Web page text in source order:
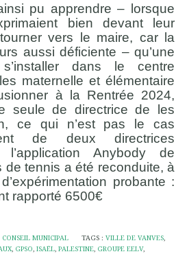
pu apprendre – lorsque
bien devant leur
vers le maire, car la
aussi déficiente – qu’une
dans le centre
maternelle et élémentaire
à la Rentrée 2024,
seule de directrice de les
ce qui n’est pas le cas
de deux directrices
Anybody de
de tennis a été reconduite, à
probante :
rapporté 6500€
CONSEIL MUNICIPAL TAGS :VILLE DE VANVES,
, GPSO, ISAËL, PALESTINE, GROUPE EELV,